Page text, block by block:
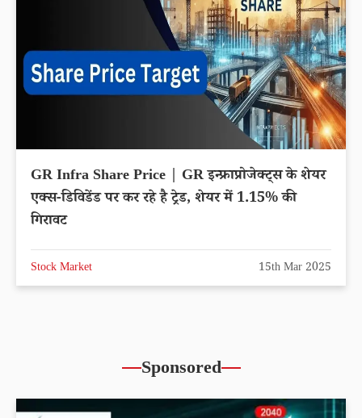
GR Infra Share Price | GR इन्फ्राप्रोजेक्ट्स के शेयर
एक्स-डिविडेंड पर कर रहे है ट्रेड, शेयर में 1.15% की
गिरावट
Stock Market 15th Mar 2025
Sponsored